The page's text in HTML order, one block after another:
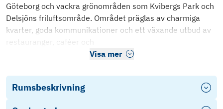
Göteborg och vackra grönområden som Kvibergs Park och
Delsjöns friluftsområde. Området präglas av charmiga
kvarter, goda kommunikationer och ett växande utbud av
restauranger, caféer och
Visa mer
Rumsbeskrivning